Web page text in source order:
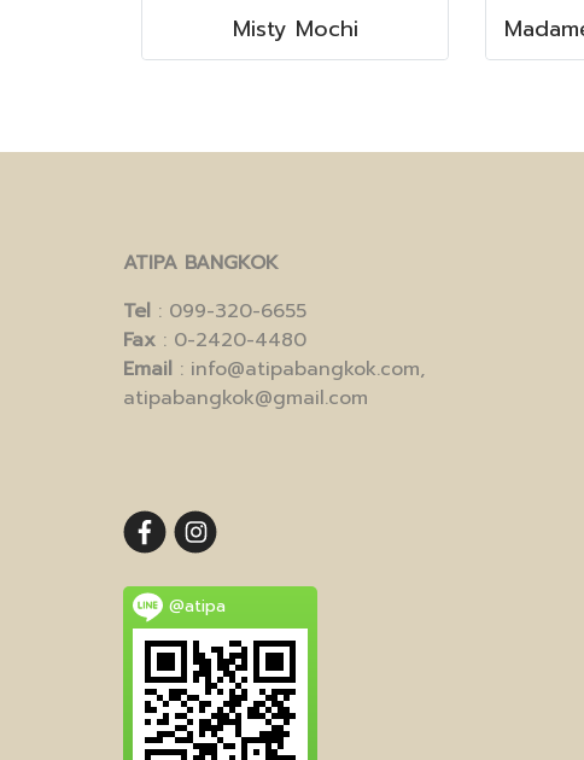
Misty Mochi
ATIPA BANGKOK
Tel : 099-320-6655
Fax : 0-2420-4480
Email : info@atipabangkok.com,
atipabangkok@gmail.com
@atipa